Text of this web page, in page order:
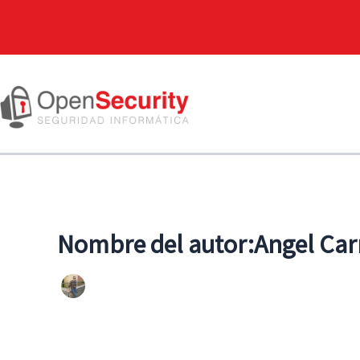
Nombre del autor:Angel